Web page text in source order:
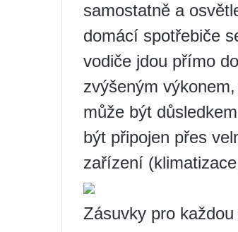
samostatně a
domácí spotřebiče
vodiče jdou přímo
zvýšeným
může být
být připojen přes
zařízení
Zásuvky pro